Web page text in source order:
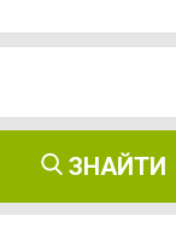
ЗНАЙТИ